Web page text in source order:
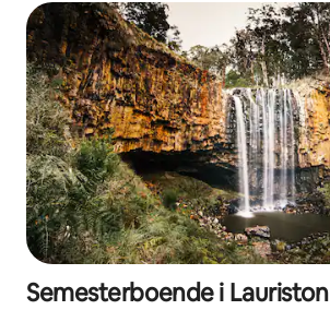
Semesterboende i Lauriston